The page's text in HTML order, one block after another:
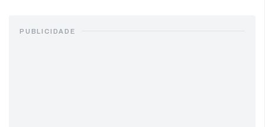
PUBLICIDADE